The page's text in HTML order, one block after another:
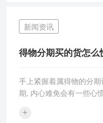
新闻资讯
得物分期买的货怎么
手上紧握着属得物的分
期, 内心难免会有一些心
+